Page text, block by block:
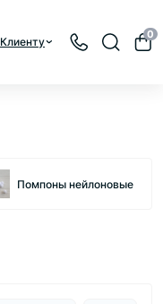
Клиенту
0
Помпоны нейлоновые